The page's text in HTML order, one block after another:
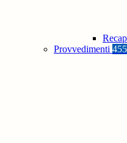
Provvedimenti 455